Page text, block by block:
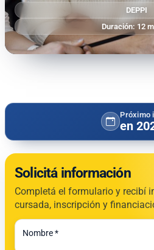
DEPPI
Duración: 12
Próximo
en
Solicitá información
Completá el formulario y recibí
cursada, inscripción y
Todos los campos son
Nombre *